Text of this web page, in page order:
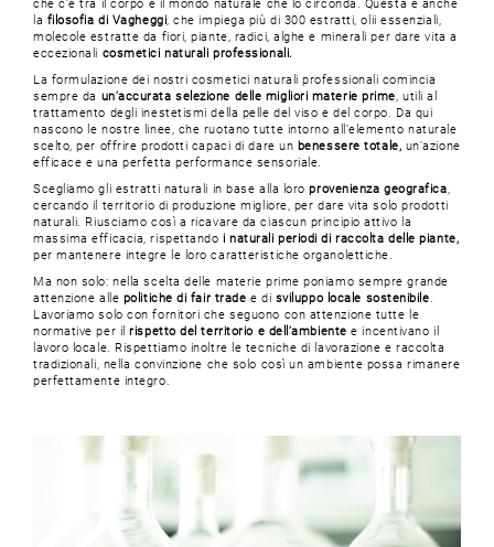
che c’è tra il corpo e il mondo naturale che lo circonda. Questa è anche
la filosofia di Vagheggi, che impiega più di 300 estratti, olii essenziali,
molecole estratte da fiori, piante, radici, alghe e minerali per dare vita a
eccezionali cosmetici naturali professionali.
La formulazione dei nostri cosmetici naturali professionali comincia
sempre da un’accurata selezione delle migliori materie prime, utili al
trattamento degli inestetismi della pelle del viso e del corpo. Da qui
nascono le nostre linee, che ruotano tutte intorno all’elemento naturale
scelto, per offrire prodotti capaci di dare un benessere totale, un’azione
efficace e una perfetta performance sensoriale.
Scegliamo gli estratti naturali in base alla loroprovenienza geografica,
cercando il territorio di produzione migliore, per dare vita solo prodotti
naturali. Riusciamo così a ricavare da ciascun principio attivo la
massima efficacia, rispettando i naturali periodi di raccolta delle piante,
per mantenere integre le loro caratteristiche organolettiche.
Ma non solo: nella scelta delle materie prime poniamo sempre grande
attenzione alle politiche di fair trade e di sviluppo locale sostenibile.
Lavoriamo solo con fornitori che seguono con attenzione tutte le
normative per il rispetto del territorio e dell’ambiente e incentivano il
lavoro locale. Rispettiamo inoltre le tecniche di lavorazione e raccolta
tradizionali, nella convinzione che solo così un ambiente possa rimanere
perfettamente integro.